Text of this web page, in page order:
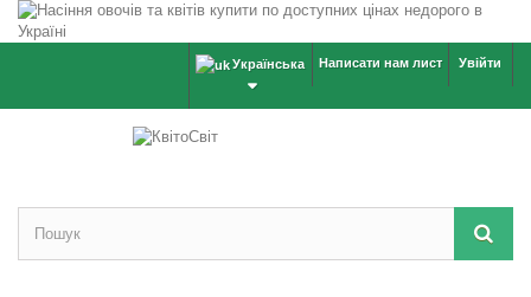
Увійти
Написати нам лист
Українська